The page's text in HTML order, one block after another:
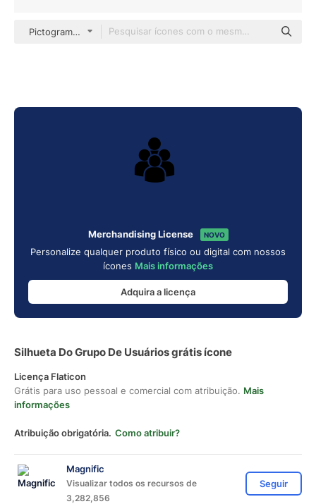
Pictograms Fill
Merchandising License NOVO
Personalize qualquer produto físico ou digital com nossos
ícones Mais informações
Adquira a licença
Silhueta Do Grupo De Usuários grátis ícone
Licença Flaticon
Grátis para uso pessoal e comercial com atribuição. Mais
informações
Atribuição obrigatória. Como atribuir?
Magnific
Visualizar todos os recursos de
3,282,856
Seguir